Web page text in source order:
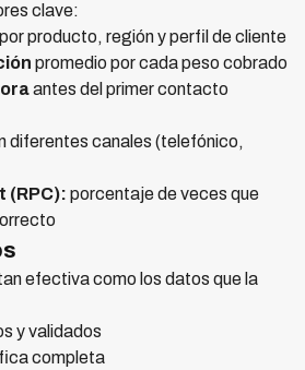
clave:
por producto, región y perfil de cliente
promedio por cada peso cobrado
antes del primer contacto
diferentes canales (telefónico,
(RPC): porcentaje de veces que
efectiva como los datos que la
y validados
completa